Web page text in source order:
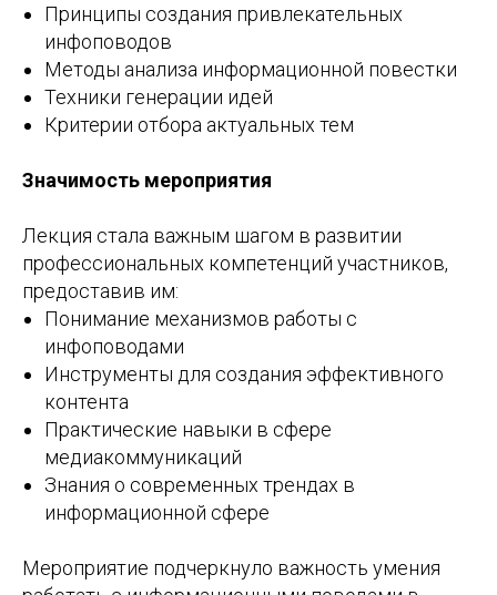
Принципы создания привлекательных
инфоповодов
Методы анализа информационной повестки
Техники генерации идей
Критерии отбора актуальных тем
Значимость мероприятия
Лекция стала важным шагом в развитии
профессиональных компетенций участников,
предоставив им:
Понимание механизмов работы с
инфоповодами
Инструменты для создания эффективного
контента
Практические навыки в сфере
медиакоммуникаций
Знания о современных трендах в
информационной сфере
Мероприятие подчеркнуло важность умения